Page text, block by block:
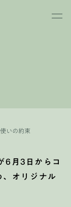
いの約束
6月3日からコ
オリジナル